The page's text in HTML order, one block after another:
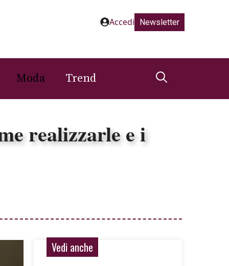
Accedi Newsletter
Moda Trend
realizzarle e i
Vedi anche